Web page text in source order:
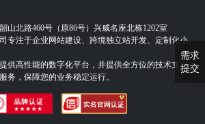
山北路460号（原86号）兴威名座北栋1202室
专注于企业网站建设、跨境独立站开发、定制化小
供高性能的数字化平台，并提供全方位的技术支
务，保障您的业务稳定运行。
需求
提交